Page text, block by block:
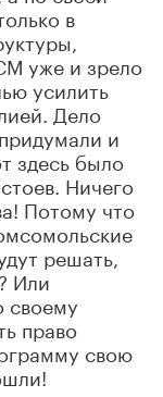
в
уже и зрело
усилить
Дело
и
здесь было
Ничего
! Потому что
решать,
Или
своему
право
свою